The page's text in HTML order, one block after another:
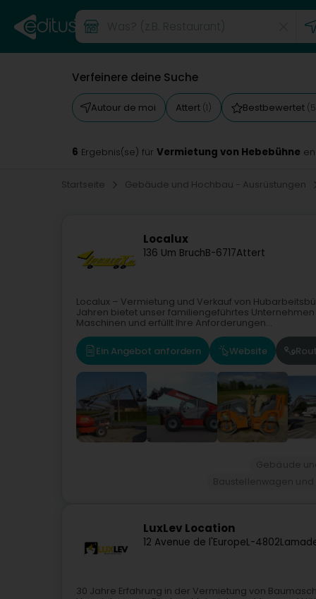
Verfeinere deine Suche
Autour de moi Attert (1) Bestbewertet
6 Ergebnis(se) für Vermietung von Hebebühne
Startseite Gebäude und Hochbau - Ausrüstungen
Localux
136 Um BruchB-6717Attert
Localux – Vermietung und Verkauf von
Jahren bietet unser familiengeführtes
Maschinen und erfüllt Ihre Anforderungen...
Ein Angebot anfordern Website
LuxLev Location
12 Avenue de l'EuropeL-4802
30 Jahre Erfahrung in der Vermietung von